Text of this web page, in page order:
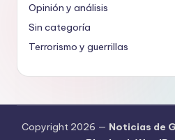
Opinión y análisis
Sin categoría
Terrorismo y guerrillas
Copyright 2026 — Noticias de